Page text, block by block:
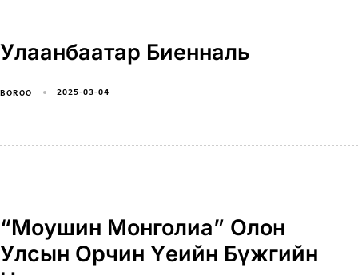
Улаанбаатар Биенналь
BOROO 2025-03-04
“Моушин Монголиа” Олон
Улсын Орчин Үеийн Бүжгийн